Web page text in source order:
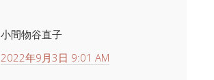
小間物谷直子
2022年9月3日 9:01 AM